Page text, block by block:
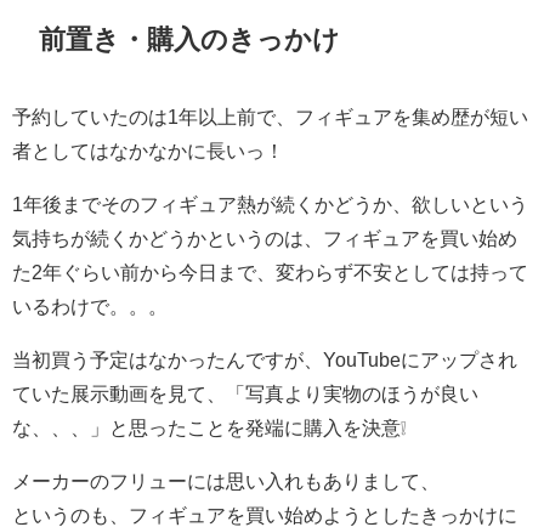
前置き・購入のきっかけ
予約していたのは1年以上前で、フィギュアを集め歴が短い
者としてはなかなかに長いっ！
1年後までそのフィギュア熱が続くかどうか、欲しいという
気持ちが続くかどうかというのは、フィギュアを買い始め
た2年ぐらい前から今日まで、変わらず不安としては持って
いるわけで。。。
当初買う予定はなかったんですが、YouTubeにアップされ
ていた展示動画を見て、「写真より実物のほうが良い
な、、、」と思ったことを発端に購入を決意❕
メーカーのフリューには思い入れもありまして、
というのも、フィギュアを買い始めようとしたきっかけに